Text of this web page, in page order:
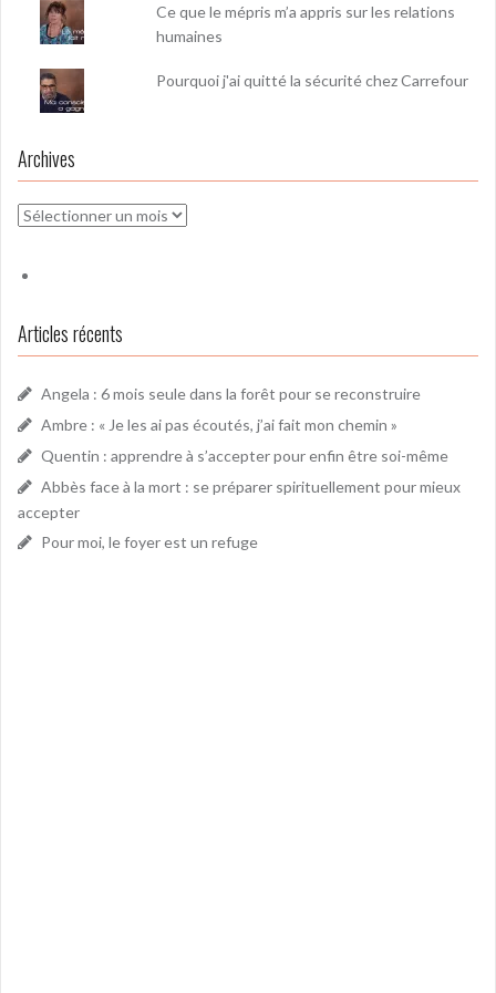
Ce que le mépris m’a appris sur les relations
humaines
Pourquoi j'ai quitté la sécurité chez Carrefour
Archives
Archives
Articles récents
Angela : 6 mois seule dans la forêt pour se reconstruire
Ambre : « Je les ai pas écoutés, j’ai fait mon chemin »
Quentin : apprendre à s’accepter pour enfin être soi-même
Abbès face à la mort : se préparer spirituellement pour mieux
accepter
Pour moi, le foyer est un refuge